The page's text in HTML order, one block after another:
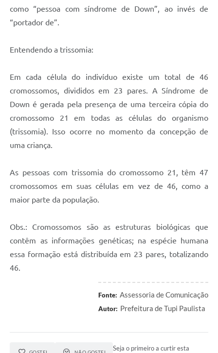
como “pessoa com síndrome de Down”, ao invés de
“portador de”.
Entendendo a trissomia:
Em cada célula do indivíduo existe um total de 46
cromossomos, divididos em 23 pares. A Síndrome de
Down é gerada pela presença de uma terceira cópia do
cromossomo 21 em todas as células do organismo
(trissomia). Isso ocorre no momento da concepção de
uma criança.
As pessoas com trissomia do cromossomo 21, têm 47
cromossomos em suas células em vez de 46, como a
maior parte da população.
Obs.: Cromossomos são as estruturas biológicas que
contêm as informações genéticas; na espécie humana
essa formação está distribuída em 23 pares, totalizando
46.
Fonte: Assessoria de Comunicação
Autor: Prefeitura de Tupi Paulista
GOSTEI NÃO GOSTEI
Seja o primeiro a curtir esta